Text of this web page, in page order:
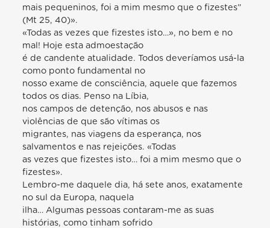
mais pequeninos, foi a mim mesmo que o fizestes”
(Mt 25, 40)».
«Todas as vezes que fizestes isto…», no bem e no
mal! Hoje esta admoestação
é de candente atualidade. Todos deveríamos usá-la
como ponto fundamental no
nosso exame de consciência, aquele que fazemos
todos os dias. Penso na Líbia,
nos campos de detenção, nos abusos e nas
violências de que são vítimas os
migrantes, nas viagens da esperança, nos
salvamentos e nas rejeições. «Todas
as vezes que fizestes isto… foi a mim mesmo que o
fizestes».
Lembro-me daquele dia, há sete anos, exatamente
no sul da Europa, naquela
ilha… Algumas pessoas contaram-me as suas
histórias, como tinham sofrido